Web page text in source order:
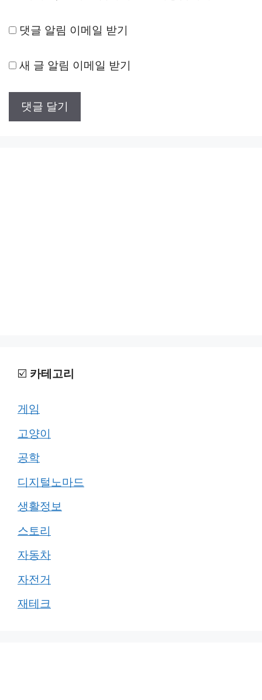
댓글 알림 이메일 받기
새 글 알림 이메일 받기
☑️ 카테고리
게임
고양이
공학
디지털노마드
생활정보
스토리
자동차
자전거
재테크